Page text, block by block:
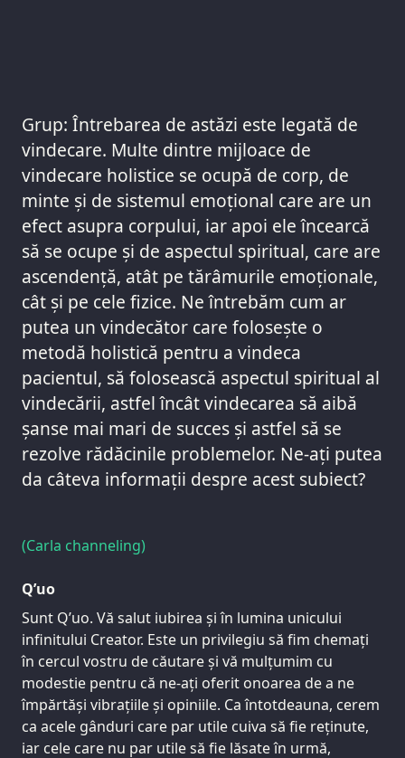
Grup: Întrebarea de astăzi este legată de
vindecare. Multe dintre mijloace de
vindecare holistice se ocupă de corp, de
minte și de sistemul emoțional care are un
efect asupra corpului, iar apoi ele încearcă
să se ocupe și de aspectul spiritual, care are
ascendență, atât pe tărâmurile emoționale,
cât și pe cele fizice. Ne întrebăm cum ar
putea un vindecător care folosește o
metodă holistică pentru a vindeca
pacientul, să folosească aspectul spiritual al
vindecării, astfel încât vindecarea să aibă
șanse mai mari de succes și astfel să se
rezolve rădăcinile problemelor. Ne-ați putea
da câteva informații despre acest subiect?
(Carla channeling)
Q’uo
Sunt Q’uo. Vă salut iubirea și în lumina unicului
infinitului Creator. Este un privilegiu să fim chemați
în cercul vostru de căutare și vă mulțumim cu
modestie pentru că ne-ați oferit onoarea de a ne
împărtăși vibrațiile și opiniile. Ca întotdeauna, cerem
ca acele gânduri care par utile cuiva să fie reținute,
iar cele care nu par utile să fie lăsate în urmă,